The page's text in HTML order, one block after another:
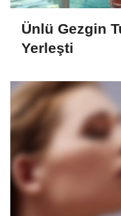
Ünlü Gezgin
Yerleşti